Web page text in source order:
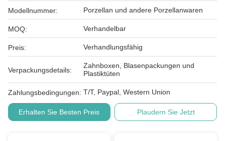
Modellnummer: Porzellan und andere Porzellanwaren
MOQ: Verhandelbar
Preis: Verhandlungsfähig
Verpackungsdetails:
Zahnboxen, Blasenpackungen und
Plastiktüten
Zahlungsbedingungen: T/T, Paypal, Western Union
Erhalten Sie Besten Preis Plaudern Sie Jetzt